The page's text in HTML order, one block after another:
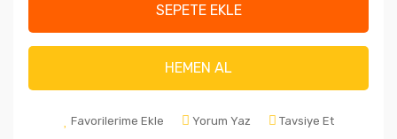
SEPETE EKLE
HEMEN AL
Favorilerime Ekle Yorum Yaz Tavsiye Et